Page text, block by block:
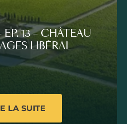
EP. 13 – CHÂTEAU
LIBÉRAL
LA SUITE